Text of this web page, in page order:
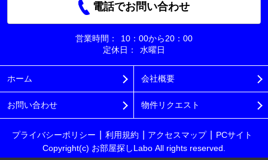
電話でお問い合わせ
営業時間：
10：00から20：00
定休日：
水曜日
ホーム 会社概要
お問い合わせ 物件リクエスト
プライバシーポリシー 利用規約 アクセスマップ
PCサイト
Copyright(c) お部屋探しLabo All rights reserved.